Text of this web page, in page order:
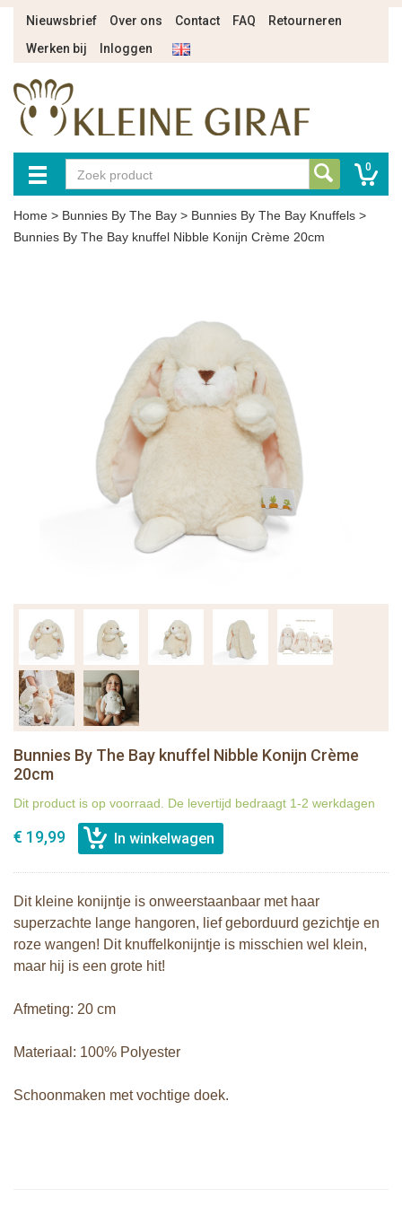
Nieuwsbrief Over ons Contact FAQ
Retourneren
Werken bij
Inloggen
0
Home > Bunnies By The Bay > Bunnies By The Bay Knuffels >
Bunnies By The Bay knuffel Nibble Konijn Crème 20cm
Bunnies By The Bay knuffel Nibble Konijn Crème
20cm
Dit product is op voorraad. De levertijd bedraagt 1-2 werkdagen
€ 19,99
Dit kleine konijntje is onweerstaanbaar met haar
superzachte lange hangoren, lief geborduurd gezichtje en
roze wangen! Dit knuffelkonijntje is misschien wel klein,
maar hij is een grote hit!
Afmeting: 20 cm
Materiaal: 100% Polyester
Schoonmaken met vochtige doek.